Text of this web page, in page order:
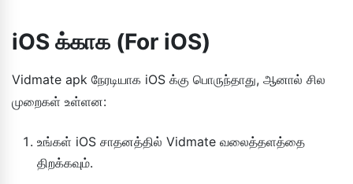
iOS க்காக (For iOS)
Vidmate apk நேரடியாக iOS க்கு பொருந்தாது, ஆனால் சில
முறைகள் உள்ளன:
உங்கள் iOS சாதனத்தில் Vidmate வலைத்தளத்தை
திறக்கவும்.